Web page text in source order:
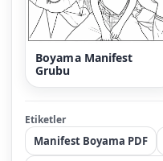
Boyama Manifest
Grubu
Etiketler
Manifest Boyama PDF